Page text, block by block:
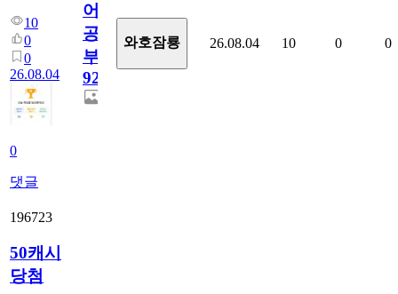
10
0
0
26.08.04
0
댓글
어
공
부
928
와호잠룡 26.08.04 10 0 0
196723
50캐시
당첨